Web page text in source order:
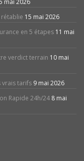
mai 2026
rétablie 15 mai 2026
en 5 étapes 11 mai
verdict terrain 10 mai
vrais tarifs 9 mai 2026
Rapide 24h/24 8 mai